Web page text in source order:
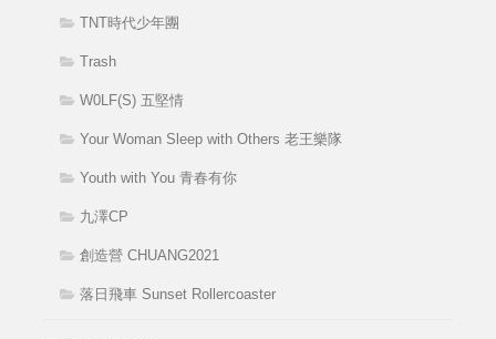
TNT時代少年團
Trash
W0LF(S) 五堅情
Your Woman Sleep with Others 老王樂隊
Youth with You 青春有你
九澤CP
創造營 CHUANG2021
落日飛車 Sunset Rollercoaster